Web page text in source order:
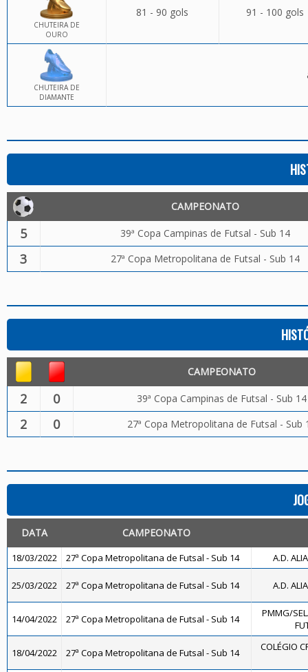
CHUTEIRA DE
OURO
81 - 90 gols 91 - 100 gols
CHUTEIRA DE
DIAMANTE
CAMPEONATO
5 39ª Copa Campinas de Futsal - Sub 14
3 27ª Copa Metropolitana de Futsal - Sub 14
CAMPEONATO
2 0 39ª Copa Campinas de Futsal - Sub 14
2 0 27ª Copa Metropolitana de Futsal - Sub
DATA CAMPEONATO
18/03/2022 27ª Copa Metropolitana de Futsal - Sub 14 A.D.
25/03/2022 27ª Copa Metropolitana de Futsal - Sub 14 A.D.
14/04/2022 27ª Copa Metropolitana de Futsal - Sub 14
PMMG/
18/04/2022 27ª Copa Metropolitana de Futsal - Sub 14 COLÉGIO